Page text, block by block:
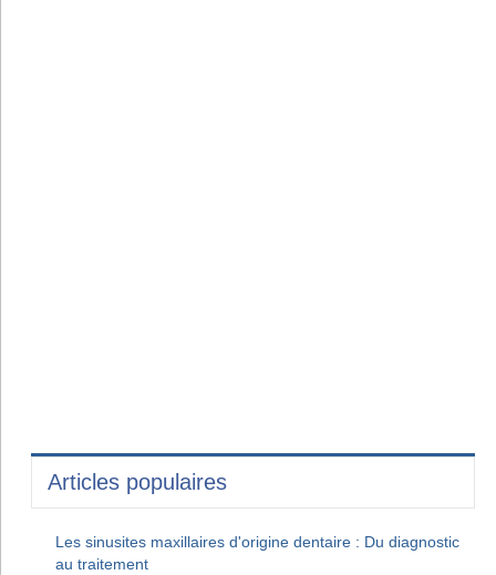
Articles populaires
Les sinusites maxillaires d'origine dentaire : Du diagnostic
au traitement